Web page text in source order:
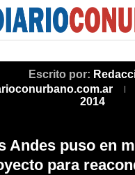
Escrito por:
2014
Andes puso en
para